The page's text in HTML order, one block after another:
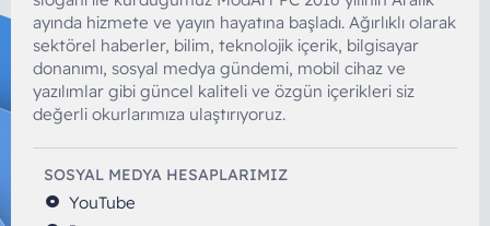
ayında hizmete ve yayın hayatına başladı. Ağırlıklı olarak
sektörel haberler, bilim, teknolojik içerik, bilgisayar
donanımı, sosyal medya gündemi, mobil cihaz ve
yazılımlar gibi güncel kaliteli ve özgün içerikleri siz
değerli okurlarımıza ulaştırıyoruz.
SOSYAL MEDYA HESAPLARIMIZ
YouTube